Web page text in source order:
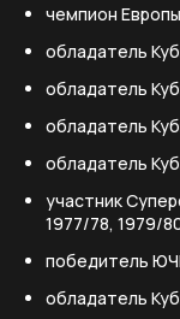
чемпион Европы
обладатель
обладатель
обладатель
обладатель
участник
1977/78, 1979/
победитель
обладатель